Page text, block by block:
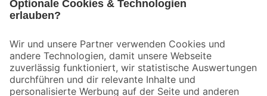
Der toom Newsletter: Keine Angebote und Aktionen mehr verpassen!
Zur Newsletter Anmeldung